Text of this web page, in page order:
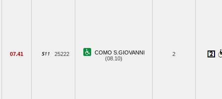
07.41 25222
COMO S.GIOVANNI
(08.10)
2